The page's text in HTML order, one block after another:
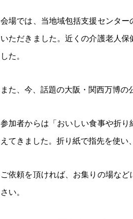
会場では、当地域包括支援センタ
いただきました。近くの介護老人
した。
また、今、話題の大阪・関西万博の
参加者からは「おいしい食事や折
えてきました。折り紙で指先を使
ご依頼を頂ければ、お集りの場な
さい。